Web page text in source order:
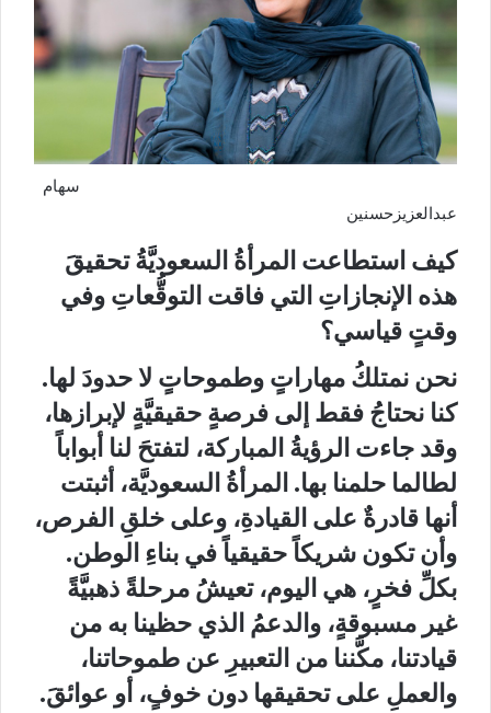
سهام
عبدالعزيزحسنين
كيف استطاعت المرأةُ السعوديَّةُ تحقيقَ
هذه الإنجازاتِ التي فاقت التوقُّعاتِ وفي
وقتٍ قياسي؟
نحن نمتلكُ مهاراتٍ وطموحاتٍ لا حدودَ لها.
كنا نحتاجُ فقط إلى فرصةٍ حقيقيَّةٍ لإبرازها،
وقد جاءت الرؤيةُ المباركة، لتفتحَ لنا أبواباً
لطالما حلمنا بها. المرأةُ السعوديَّة، أثبتت
أنها قادرةٌ على القيادةِ، وعلى خلقِ الفرص،
وأن تكون شريكاً حقيقياً في بناءِ الوطن.
بكلِّ فخرٍ، هي اليوم، تعيشُ مرحلةً ذهبيَّةً
غير مسبوقةٍ، والدعمُ الذي حظينا به من
قيادتنا، مكَّننا من التعبيرِ عن طموحاتنا،
والعملِ على تحقيقها دون خوفٍ، أو عوائقَ.